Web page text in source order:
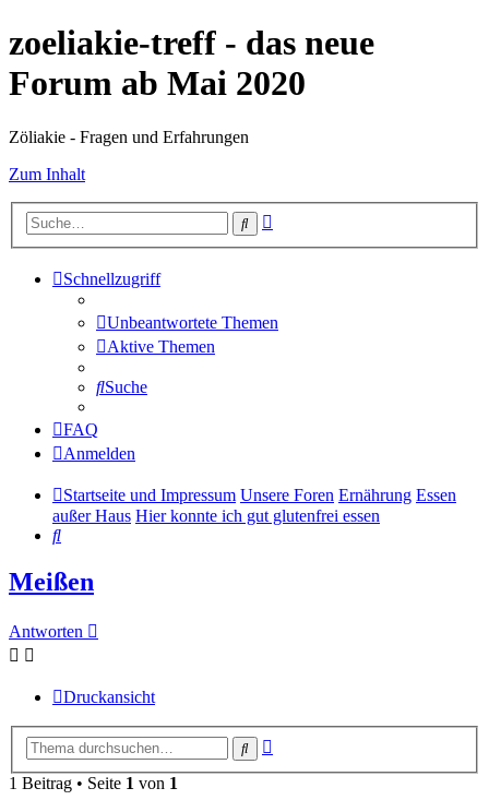
zoeliakie-treff - das neue
Forum ab Mai 2020
Zöliakie - Fragen und Erfahrungen
Zum Inhalt
Suche
Schnellzugriff
Unbeantwortete Themen
Aktive Themen
Suche
FAQ
Anmelden
Startseite und Impressum Unsere Foren Ernährung Essen
außer Haus Hier konnte ich gut glutenfrei essen
Suche
Meißen
Antworten
Druckansicht
Suche
1 Beitrag • Seite 1 von 1